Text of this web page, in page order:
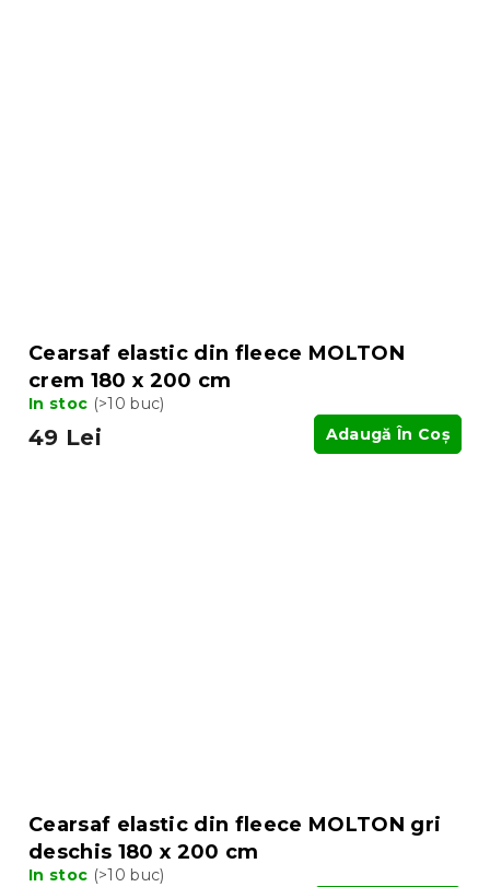
Cearsaf elastic din fleece MOLTON
crem 180 x 200 cm
In stoc (>10 buc)
49 Lei Adaugă În Coş
Cearsaf elastic din fleece MOLTON gri
deschis 180 x 200 cm
In stoc (>10 buc)